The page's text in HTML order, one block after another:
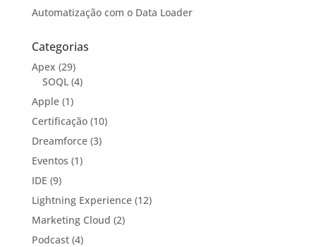
Automatização com o Data Loader
Categorias
Apex (29)
SOQL(4)
Apple(1)
Certificação(10)
Dreamforce(3)
Eventos (1)
IDE (9)
Lightning Experience(12)
Marketing Cloud (2)
Podcast(4)